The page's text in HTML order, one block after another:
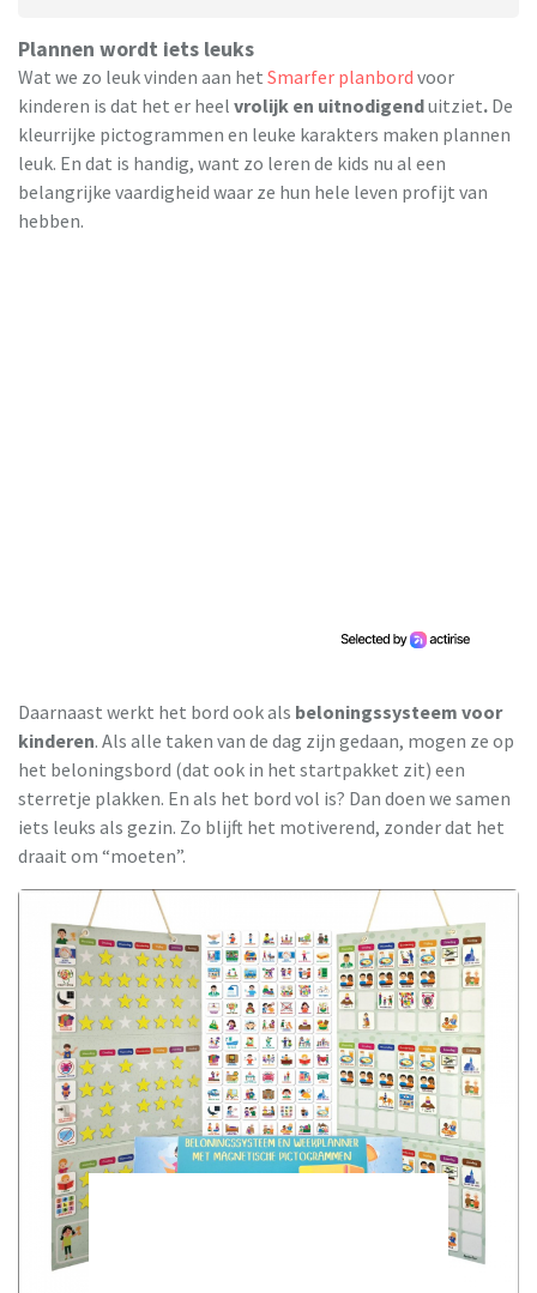
Plannen wordt iets leuks
Wat we zo leuk vinden aan het Smarfer planbord voor
kinderen is dat het er heel vrolijk en uitnodigenduitziet. De
kleurrijke pictogrammen en leuke karakters maken plannen
leuk. En dat is handig, want zo leren de kids nu al een
belangrijke vaardigheid waar ze hun hele leven profijt van
hebben.
Daarnaast werkt het bord ook als beloningssysteem voor
kinderen. Als alle taken van de dag zijn gedaan, mogen ze op
het beloningsbord (dat ook in het startpakket zit) een
sterretje plakken. En als het bord vol is? Dan doen we samen
iets leuks als gezin. Zo blijft het motiverend, zonder dat het
draait om “moeten”.